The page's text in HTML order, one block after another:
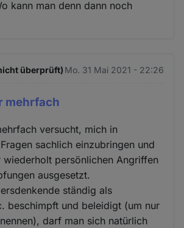
kann man denn dann noch
überprüft) Mo. 31 Mai 2021 - 22:26
mehrfach
versucht, mich in
sachlich einzubringen und
wiederholt persönlichen Angriffen
ausgesetzt.
ständig als
beschimpft und beleidigt (um nur
darf man sich natürlich